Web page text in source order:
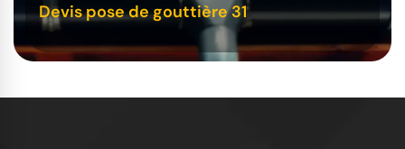
Devis pose de gouttière 31